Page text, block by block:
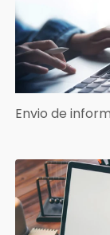
Envio de